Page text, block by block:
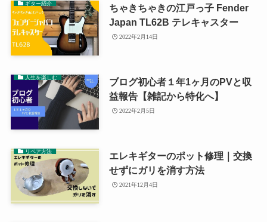
ギター紹介
ちゃきちゃきの江戸っ子 Fender
Japan TL62B テレキャスター
2022年2月14日
人生を楽しむ
ブログ初心者１年1ヶ月のPVと収
益報告【雑記から特化へ】
2022年2月5日
リペア方法
エレキギターのポット修理｜交換
せずにガリを消す方法
2021年12月4日